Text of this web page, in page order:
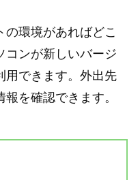
環境があればどこ
コンが新しいバージ
用できます。外出先
を確認できます。